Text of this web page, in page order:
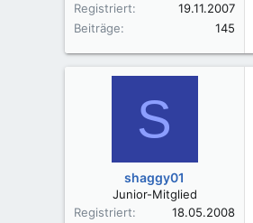
Registriert
19.11.2007
Beiträge
145
S
shaggy01
Junior-Mitglied
Registriert
18.05.2008